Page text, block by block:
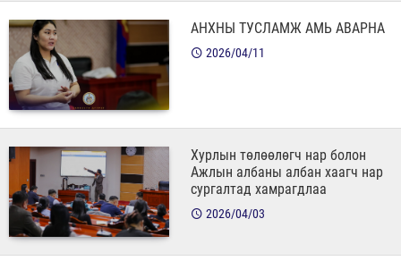
АНХНЫ ТУСЛАМЖ АМЬ АВАРНА
2026/04/11
Хурлын төлөөлөгч нар болон
Ажлын албаны албан хаагч нар
сургалтад хамрагдлаа
2026/04/03